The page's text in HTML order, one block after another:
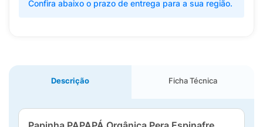
Confira abaixo o prazo de entrega para a sua região.
Descrição Ficha Técnica